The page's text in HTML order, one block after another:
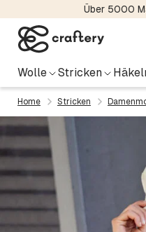
Über 5000
Wolle Stricken
Home Stricken